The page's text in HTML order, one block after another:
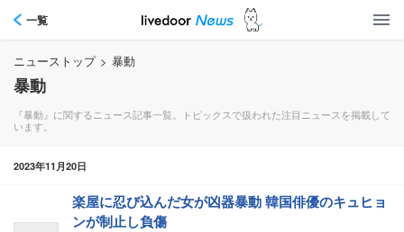
一覧
ニューストップ > 暴動
暴動
『暴動』に関するニュース記事一覧。トピックスで扱われた注目ニュースを掲載して
います。
2023年11月20日
楽屋に忍び込んだ女が凶器暴動 韓国俳優のキュヒョ
ンが制止し負傷